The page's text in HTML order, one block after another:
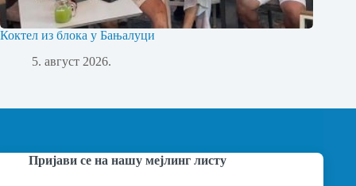
Коктел из блока у Бањалуци
5. август 2026.
Пријави се на нашу мејлинг листу